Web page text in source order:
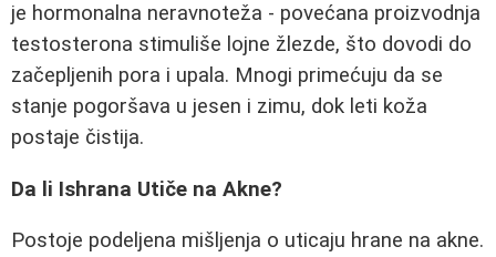
je hormonalna neravnoteža - povećana proizvodnja
testosterona stimuliše lojne žlezde, što dovodi do
začepljenih pora i upala. Mnogi primećuju da se
stanje pogoršava u jesen i zimu, dok leti koža
postaje čistija.
Da li Ishrana Utiče na Akne?
Postoje podeljena mišljenja o uticaju hrane na akne.